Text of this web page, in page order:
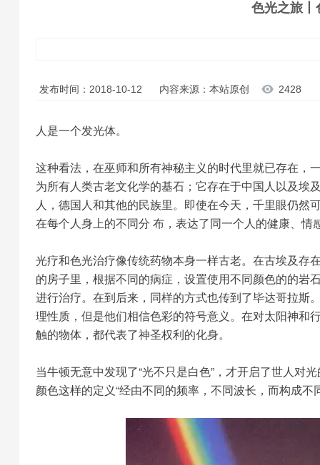
色光之旅丨
发布时间：2018-10-12 内容来源：本站原创 2428
人是一个发光体。
这种看法，在巫师和所有神秘主义的时代里就已存在，
为所有人类古老文化学的基石；它存在于中国人以及埃
人，德国人和其他的民族里。即使在今天，千里眼仍然
在每个人身上的不同分 布，表达了同一个人的健康、情
光疗和色光治疗像传统药物本身一样古老。在古埃及存
的房子里，根据不同的病症，设置使用不同颜色的的岩
进行治疗。在到后来，同样的方式也传到了毕达哥拉斯
理性质，但是他们相信色彩的符号意义。在对太阳神和
触的物体，都代表了神圣权利的化身。
当牛顿无意中发现了“光不只是白色”，才开启了世人对
颜色这样的定义“经由不同的频率，不同波长，而构成不